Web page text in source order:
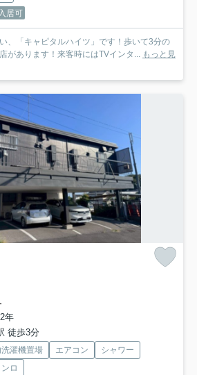
居可
、「キャピタルハイツ」です！歩いて3分の
があります！来客時にはTVインタ... もっと見
年
徒歩3分
濯機置場 エアコン
シャワー
ロ